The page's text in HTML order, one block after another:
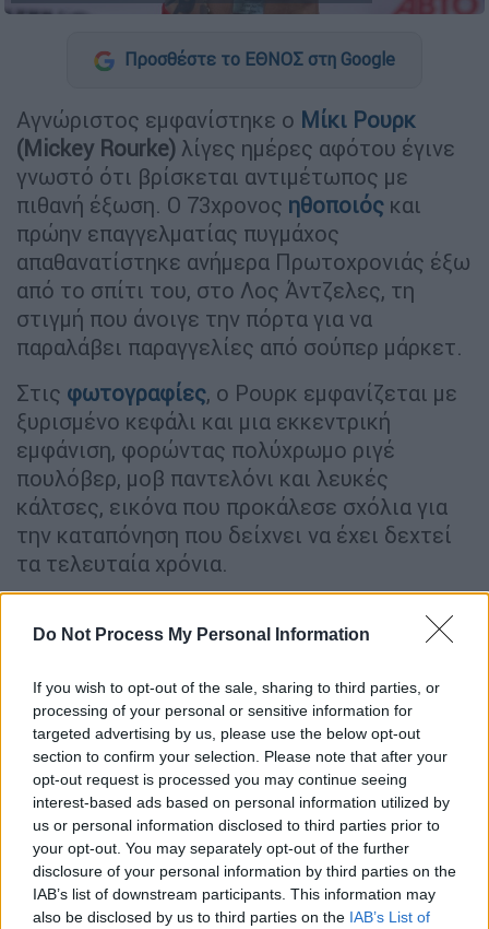
Do Not Process My Personal Information
If you wish to opt-out of the sale, sharing to third parties, or
processing of your personal or sensitive information for
targeted advertising by us, please use the below opt-out
section to confirm your selection. Please note that after your
opt-out request is processed you may continue seeing
interest-based ads based on personal information utilized by
us or personal information disclosed to third parties prior to
your opt-out. You may separately opt-out of the further
disclosure of your personal information by third parties on the
IAB’s list of downstream participants. This information may
also be disclosed by us to third parties on the IAB’s List of
Προσθέστε το ΕΘΝΟΣ στη Google
Αγνώριστος εμφανίστηκε ο Μίκι Ρουρκ
(Mickey Rourke) λίγες ημέρες αφότου έγινε
γνωστό ότι βρίσκεται αντιμέτωπος με
πιθανή έξωση. Ο 73χρονος ηθοποιός και
πρώην επαγγελματίας πυγμάχος
απαθανατίστηκε ανήμερα Πρωτοχρονιάς έξω
από το σπίτι του, στο Λος Άντζελες, τη
στιγμή που άνοιγε την πόρτα για να
παραλάβει παραγγελίες από σούπερ μάρκετ.
Στις φωτογραφίες, ο Ρουρκ εμφανίζεται με
ξυρισμένο κεφάλι και μια εκκεντρική
εμφάνιση, φορώντας πολύχρωμο ριγέ
πουλόβερ, μοβ παντελόνι και λευκές
κάλτσες, εικόνα που προκάλεσε σχόλια για
την καταπόνηση που δείχνει να έχει δεχτεί
τα τελευταία χρόνια.
ΔΙΑΒΑΣΤΕ ΕΠΙΣΗΣ
Μίλι Μπόμπι Μπράουν: Αποχαιρετά
το «Stranger Things» έπειτα από
εννέα χρόνια - Το κοινό διχασμένο για
το φινάλε
Οι οφειλές και η ειδοποίηση έξωσης